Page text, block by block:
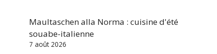
Maultaschen alla Norma : cuisine d'été
souabe-italienne
7 août 2026